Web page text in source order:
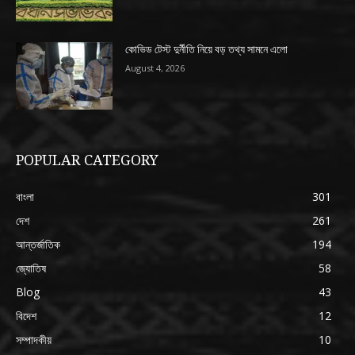
কোভিড টেস্ট দুর্নীতি নিয়ে বড় তথ্য সামনে এলো
August 4, 2026
POPULAR CATEGORY
বাংলা
301
দেশ
261
আন্তর্জাতিক
194
জ্যোতিষ
58
Blog
43
বিদেশ
12
সম্পাদকীয়
10